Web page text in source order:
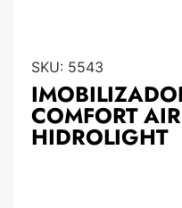
SKU: 5543
COMFORT
HIDROLIGHT